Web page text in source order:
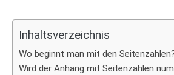
Inhaltsverzeichnis
Wo beginnt man mit den
Wird der Anhang mit Seitenzahlen